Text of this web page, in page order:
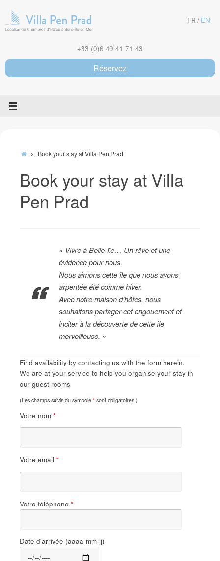
content
FR EN
+33 (0)6 49 41 71 43
Réservez
HomeBook your stay at Villa Pen Prad
Book your stay at Villa
Pen Prad
« Vivre à Belle-île… Un rêve et une
évidence pour nous.
Nous aimons cette île que nous avons
arpentée été comme hiver.
Avec notre maison d’hôtes, nous
souhaitons partager cet engouement et
inciter à la découverte de cette île
merveilleuse. »
Find availability by contacting us with the form herein.
We are at your service to help you organise your stay in
our guest rooms
(Les champs suivis du symbole * sont obligatoires.)
Votre nom *
Votre email *
Votre téléphone *
Date d'arrivée (aaaa-mm-jj)